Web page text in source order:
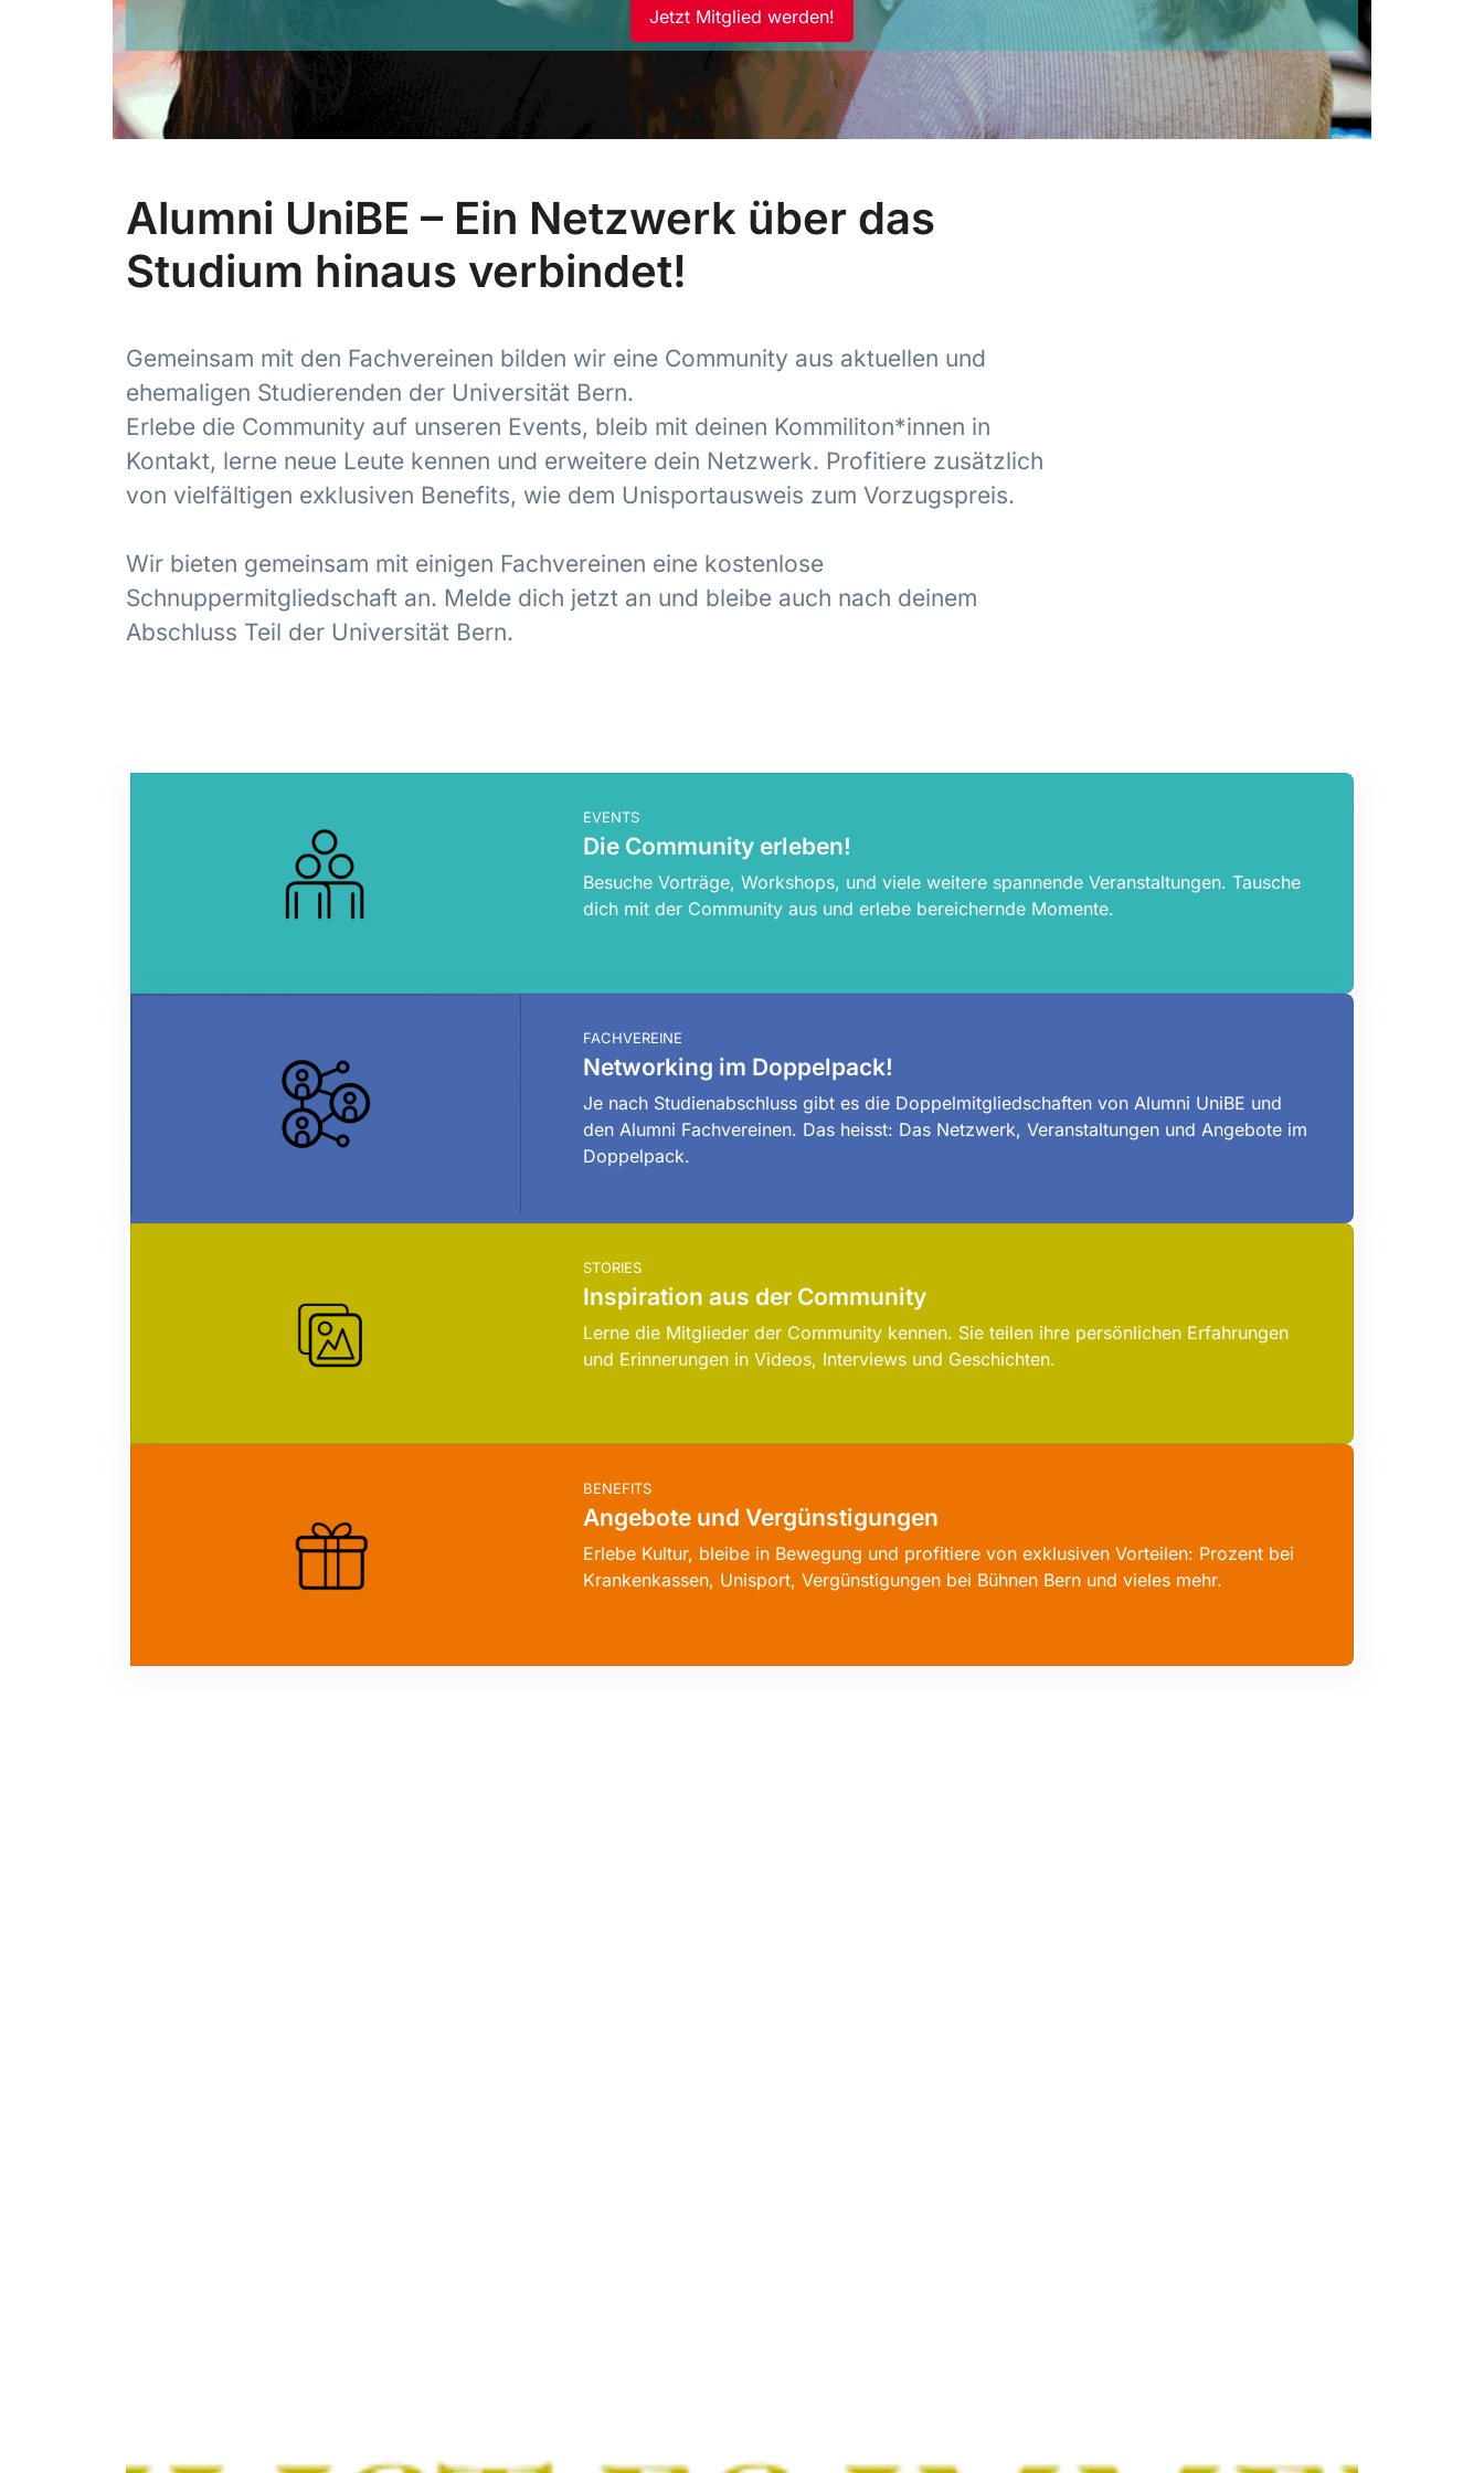
Jetzt Mitglied werden!
Alumni UniBE – Ein Netzwerk über das
Studium hinaus verbindet!
Gemeinsam mit den Fachvereinen bilden wir eine Community aus aktuellen und
ehemaligen Studierenden der Universität Bern.
Erlebe die Community auf unseren Events, bleib mit deinen Kommiliton*innen in
Kontakt, lerne neue Leute kennen und erweitere dein Netzwerk. Profitiere zusätzlich
von vielfältigen exklusiven Benefits, wie dem Unisportausweis zum Vorzugspreis.
Wir bieten gemeinsam mit einigen Fachvereinen eine kostenlose
Schnuppermitgliedschaft an. Melde dich jetzt an und bleibe auch nach deinem
Abschluss Teil der Universität Bern.
EVENTS
Die Community erleben!
Besuche Vorträge, Workshops, und viele weitere spannende Veranstaltungen. Tausche
dich mit der Community aus und erlebe bereichernde Momente.
FACHVEREINE
Networking im Doppelpack!
Je nach Studienabschluss gibt es die Doppelmitgliedschaften von Alumni UniBE und
den Alumni Fachvereinen. Das heisst: Das Netzwerk, Veranstaltungen und Angebote im
Doppelpack.
STORIES
Inspiration aus der Community
Lerne die Mitglieder der Community kennen. Sie teilen ihre persönlichen Erfahrungen
und Erinnerungen in Videos, Interviews und Geschichten.
BENEFITS
Angebote und Vergünstigungen
Erlebe Kultur, bleibe in Bewegung und profitiere von exklusiven Vorteilen: Prozent bei
Krankenkassen, Unisport, Vergünstigungen bei Bühnen Bern und vieles mehr.